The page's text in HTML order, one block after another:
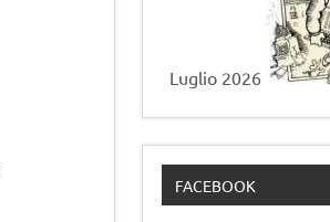
Luglio 2026
FACEBOOK